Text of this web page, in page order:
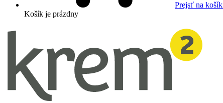
Prejsť na košík
Košík je prázdny